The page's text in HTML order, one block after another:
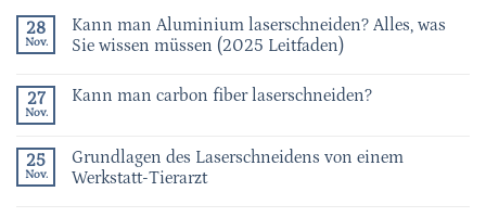
28
Nov.
Kann man Aluminium laserschneiden? Alles, was
Sie wissen müssen (2025 Leitfaden)
27
Nov.
Kann man carbon fiber laserschneiden?
25
Nov.
Grundlagen des Laserschneidens von einem
Werkstatt-Tierarzt